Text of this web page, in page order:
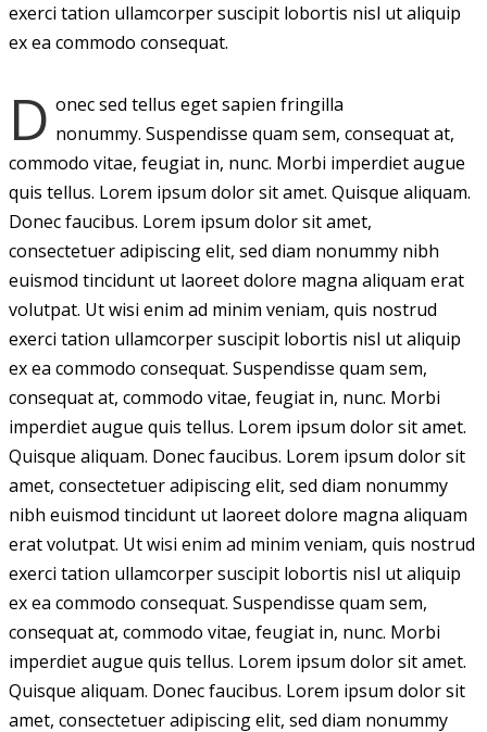
exerci tation ullamcorper suscipit lobortis nisl ut aliquip
ex ea commodo consequat.
D onec sed tellus eget sapien fringilla
nonummy. Suspendisse quam sem, consequat at,
commodo vitae, feugiat in, nunc. Morbi imperdiet augue
quis tellus. Lorem ipsum dolor sit amet. Quisque aliquam.
Donec faucibus. Lorem ipsum dolor sit amet,
consectetuer adipiscing elit, sed diam nonummy nibh
euismod tincidunt ut laoreet dolore magna aliquam erat
volutpat. Ut wisi enim ad minim veniam, quis nostrud
exerci tation ullamcorper suscipit lobortis nisl ut aliquip
ex ea commodo consequat. Suspendisse quam sem,
consequat at, commodo vitae, feugiat in, nunc. Morbi
imperdiet augue quis tellus. Lorem ipsum dolor sit amet.
Quisque aliquam. Donec faucibus. Lorem ipsum dolor sit
amet, consectetuer adipiscing elit, sed diam nonummy
nibh euismod tincidunt ut laoreet dolore magna aliquam
erat volutpat. Ut wisi enim ad minim veniam, quis nostrud
exerci tation ullamcorper suscipit lobortis nisl ut aliquip
ex ea commodo consequat. Suspendisse quam sem,
consequat at, commodo vitae, feugiat in, nunc. Morbi
imperdiet augue quis tellus. Lorem ipsum dolor sit amet.
Quisque aliquam. Donec faucibus. Lorem ipsum dolor sit
amet, consectetuer adipiscing elit, sed diam nonummy